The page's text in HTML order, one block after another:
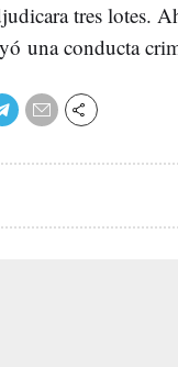
tres lotes.
una conducta